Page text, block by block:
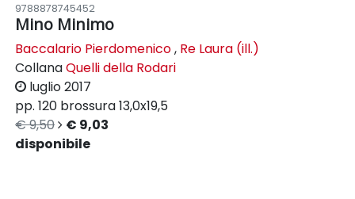
9788878745452
Mino Minimo
Baccalario Pierdomenico, Re Laura (ill.)
CollanaQuelli della Rodari
luglio 2017
pp. 120 brossura13,0x19,5
€ 9,50
€ 9,03
disponibile